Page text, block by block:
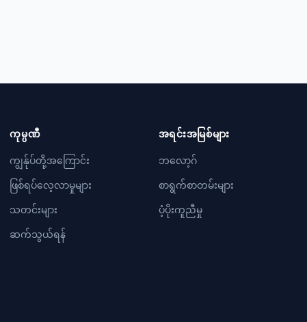
ကုမ္ပဏီ
ကျွန်ုပ်တို့အကြောင်း
ဖြစ်ရပ်လေ့လာမှုများ
သတင်းများ
ဆက်သွယ်ရန်
အရင်းအမြစ်များ
ဘလော့ဂ်
စာရွက်စာတမ်းများ
ပံ့ပိုးကူညီမှု